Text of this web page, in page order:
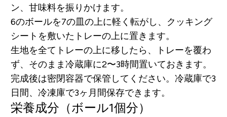
ン、甘味料を振りかけます。
6のボールを7の皿の上に軽く転がし、クッキング
シートを敷いたトレーの上に置きます。
生地を全てトレーの上に移したら、トレーを覆わ
ず、そのまま冷蔵庫に2〜3時間置いておきます。
完成後は密閉容器で保管してください。冷蔵庫で3
日間、冷凍庫で3ヶ月間保存できます。
栄養成分（ボール1個分）